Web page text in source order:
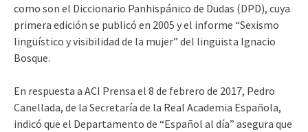
como son el Diccionario Panhispánico de Dudas (DPD), cuya
primera edición se publicó en 2005 y el informe “Sexismo
lingüístico y visibilidad de la mujer” del lingüista Ignacio
Bosque.
En respuesta a ACI Prensa el 8 de febrero de 2017, Pedro
Canellada, de la Secretaría de la Real Academia Española,
indicó que el Departamento de “Español al día” asegura que